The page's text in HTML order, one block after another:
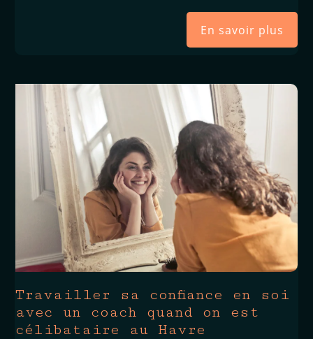
En savoir plus
Travailler sa confiance en soi
avec un coach quand on est
célibataire au Havre